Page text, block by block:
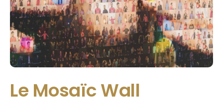
Le Mosaïc Wall